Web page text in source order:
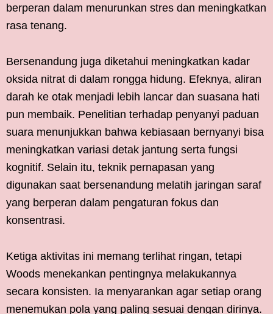
berperan dalam menurunkan stres dan meningkatkan
rasa tenang.
Bersenandung juga diketahui meningkatkan kadar
oksida nitrat di dalam rongga hidung. Efeknya, aliran
darah ke otak menjadi lebih lancar dan suasana hati
pun membaik. Penelitian terhadap penyanyi paduan
suara menunjukkan bahwa kebiasaan bernyanyi bisa
meningkatkan variasi detak jantung serta fungsi
kognitif. Selain itu, teknik pernapasan yang
digunakan saat bersenandung melatih jaringan saraf
yang berperan dalam pengaturan fokus dan
konsentrasi.
Ketiga aktivitas ini memang terlihat ringan, tetapi
Woods menekankan pentingnya melakukannya
secara konsisten. Ia menyarankan agar setiap orang
menemukan pola yang paling sesuai dengan dirinya.